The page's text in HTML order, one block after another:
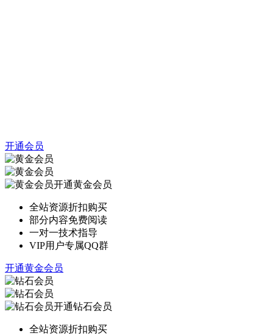
开通会员
开通黄金会员
全站资源折扣购买
部分内容免费阅读
一对一技术指导
VIP用户专属QQ群
开通黄金会员
开通钻石会员
全站资源折扣购买